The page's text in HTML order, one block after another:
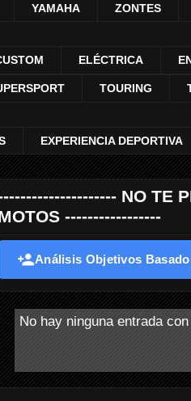
YAMAHA ZONTES
ELÉCTRICA
TOURING
EXPERIENCIA DEPORTIVA
NO TE
-----------------
Análisis Objetivos
No hay ninguna entrada